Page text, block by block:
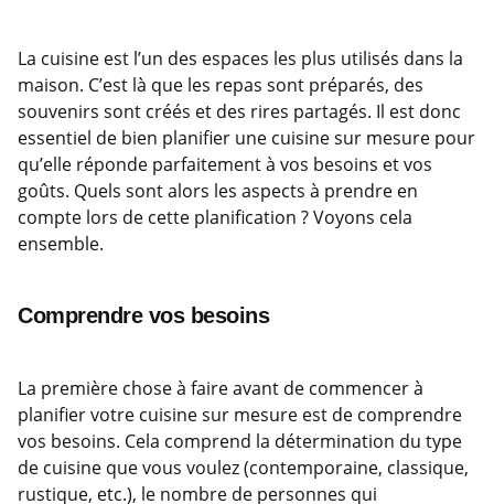
La cuisine est l’un des espaces les plus utilisés dans la
maison. C’est là que les repas sont préparés, des
souvenirs sont créés et des rires partagés. Il est donc
essentiel de bien planifier une cuisine sur mesure pour
qu’elle réponde parfaitement à vos besoins et vos
goûts. Quels sont alors les aspects à prendre en
compte lors de cette planification ? Voyons cela
ensemble.
Comprendre vos besoins
La première chose à faire avant de commencer à
planifier votre cuisine sur mesure est de comprendre
vos besoins. Cela comprend la détermination du type
de cuisine que vous voulez (contemporaine, classique,
rustique, etc.), le nombre de personnes qui